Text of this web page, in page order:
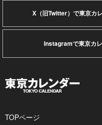
X（旧Twitter）で東京カ
Instagramで東京カ
TOPページ